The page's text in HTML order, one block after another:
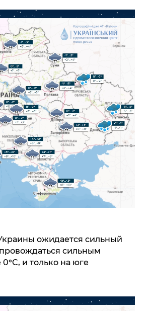
ожидается сильный
сильным
и только на юге